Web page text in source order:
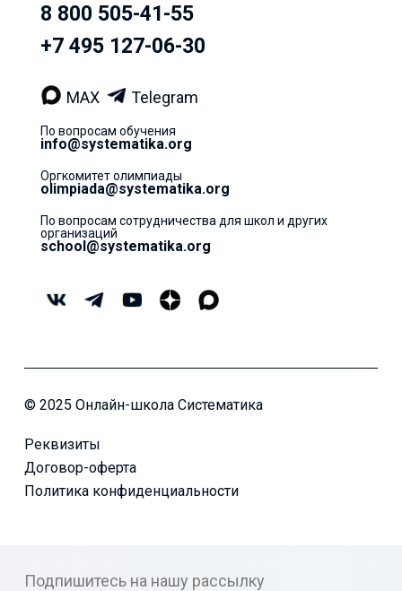
8 800 505-41-55
+7 495 127-06-30
MAX Telegram
По вопросам обучения
info@systematika.org
Оргкомитет олимпиады
olimpiada@systematika.org
По вопросам сотрудничества для школ и других
организаций
school@systematika.org
© 2025 Онлайн-школа Систематика
Реквизиты
Договор-оферта
Политика конфиденциальности
Подпишитесь на нашу рассылку